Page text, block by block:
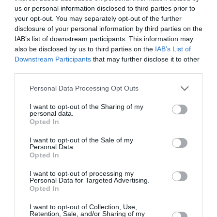
us or personal information disclosed to third parties prior to
your opt-out. You may separately opt-out of the further
disclosure of your personal information by third parties on the
IAB’s list of downstream participants. This information may
also be disclosed by us to third parties on the IAB’s List of
Downstream Participants that may further disclose it to other
Personal Data Processing Opt Outs
I want to opt-out of the Sharing of my
personal data.
Opted In
I want to opt-out of the Sale of my
Personal Data.
Opted In
I want to opt-out of processing my
Personal Data for Targeted Advertising.
Opted In
I want to opt-out of Collection, Use,
Retention, Sale, and/or Sharing of my
si le juge a décidé d’assouplir leur peine, c’est que
ele mérite. On devrait plutôt se féliciter d’avoir
des juges humains !
RÉPONDRE
je suis d’accord avec vous que la société les
pousse quelque part à voler, mais ça ne pardonne
pas les sanctionner.
anonymous
Patrick J votre commentaire est complètement